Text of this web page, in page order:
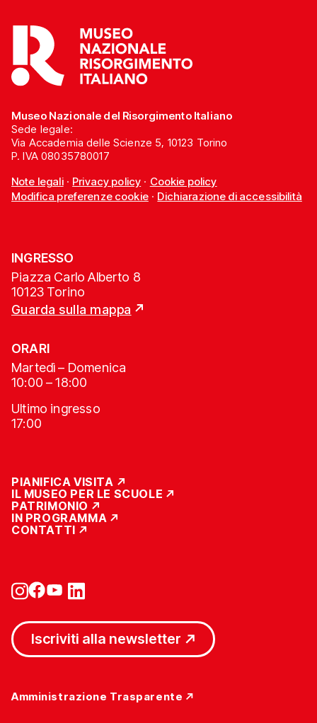
Museo Nazionale del Risorgimento Italiano
Sede legale:
Via Accademia delle Scienze 5, 10123 Torino
P. IVA 08035780017
Note legali· Privacy policy · Cookie policy
Modifica preferenze cookie· Dichiarazione di accessibilità
INGRESSO
Piazza Carlo Alberto 8
10123 Torino
Guarda sulla mappa
ORARI
Martedì – Domenica
10:00 – 18:00
Ultimo ingresso
17:00
PIANIFICA VISITA
IL MUSEO PER LE SCUOLE
PATRIMONIO
IN PROGRAMMA
CONTATTI
Iscriviti alla newsletter
Amministrazione Trasparente